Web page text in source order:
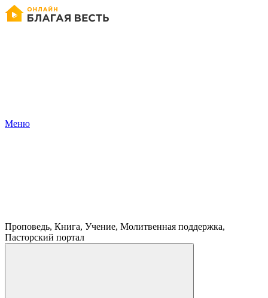
Меню
Проповедь, Книга, Учение, Молитвенная поддержка,
Пасторский портал